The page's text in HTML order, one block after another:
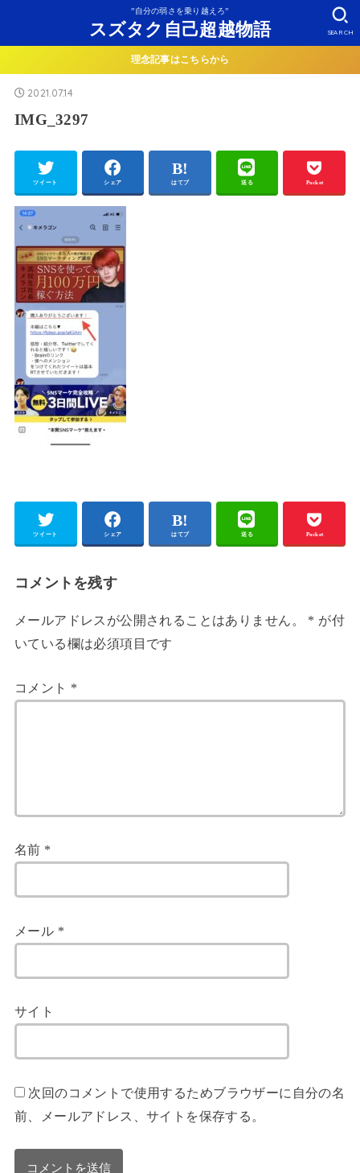
”自分の弱さを乗り越えろ”
スズタク自己超越物語 SEARCH
理念記事はこちらから
2021.07.14
IMG_3297
ツイート シェア はてブ 送る Pocket
ツイート シェア はてブ 送る Pocket
コメントを残す
メールアドレスが公開されることはありません。 * が付
いている欄は必須項目です
コメント *
名前 *
メール *
サイト
次回のコメントで使用するためブラウザーに自分の名
前、メールアドレス、サイトを保存する。